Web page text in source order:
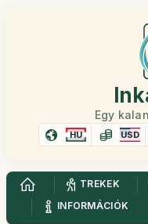
Egy
HU USD
TREKEK
INFORMÁCIÓK